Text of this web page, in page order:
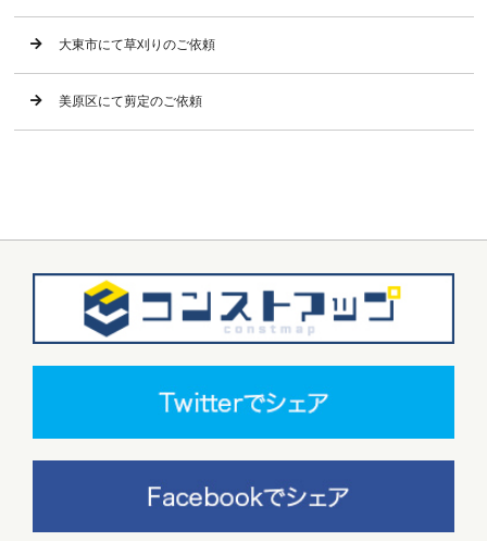
大東市にて草刈りのご依頼
美原区にて剪定のご依頼